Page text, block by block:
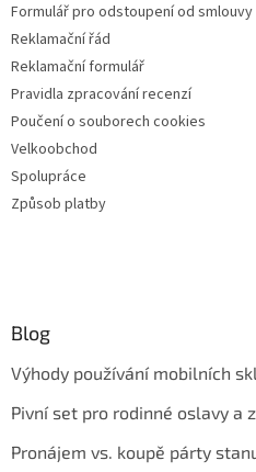
Formulář pro odstoupení od smlouvy
Reklamační řád
Reklamační formulář
Pravidla zpracování recenzí
Poučení o souborech cookies
Velkoobchod
Spolupráce
Způsob platby
Blog
Výhody používání mobilních
Pivní set pro rodinné oslavy a
Pronájem vs. koupě párty